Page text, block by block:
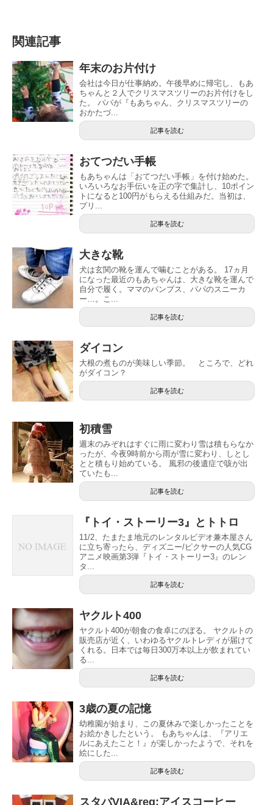
関連記事
年末のお片付け
会社は今日が仕事納め。午後早めに帰宅し、もあ
ちゃんと２人でクリスマスツリーのお片付けをし
た。 パパが『もあちゃん、クリスマスツリーの
おかたづ...
記事を読む
おてつだい手帳
もあちゃんは「おてつだい手帳」を付け始めた。
いろいろなお手伝いを正の字で集計し、10ポイン
トになると100円がもらえる仕組みだ。当初は、
プリ...
記事を読む
大きな靴
犬は玄関の靴を運んで噛むことがある。 17ヵ月
になった最近のもあちゃんは、大きな靴を運んで
自分で履く。ママのパンプス、パパのスニーカ
ー…。こ...
記事を読む
ダイコン
大根の煮ものが美味しい季節。 ところで、どれ
がダイコン？
記事を読む
初積雪
週末のみぞれはすぐに雨に変わり雪は積もらなか
ったが、今夜9時前から雨が雪に変わり、しとし
とと積もり始めている。 風邪の後遺症で咳が出
ていたも...
記事を読む
『トイ・ストーリー3』とトトロ
11/2、たまたま地元のレンタルビデオ兼本屋さん
に立ち寄ったら、ディズニー/ピクサーの人気CG
アニメ映画第3弾『トイ・ストーリー3』のレン
タ...
記事を読む
ヤクルト400
ヤクルト400が朝食の食卓にのぼる。 ヤクルトの
販売店が近く、いわゆるヤクルトレディが届けて
くれる。日本では毎日300万本以上が飲まれてい
る...
記事を読む
3歳の夏の記憶
幼稚園が始まり、この夏休みで楽しかったことを
お絵かきしたという。 もあちゃんは、『アリエ
ルにあえたこと！』が楽しかったようで、それを
絵にした...
記事を読む
スタバVIA&reg;アイスコーヒー